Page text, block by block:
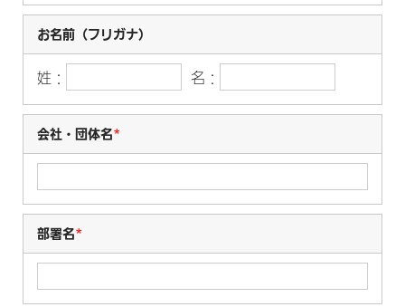
お名前（フリガナ）
姓： 名：
会社・団体名*
部署名*